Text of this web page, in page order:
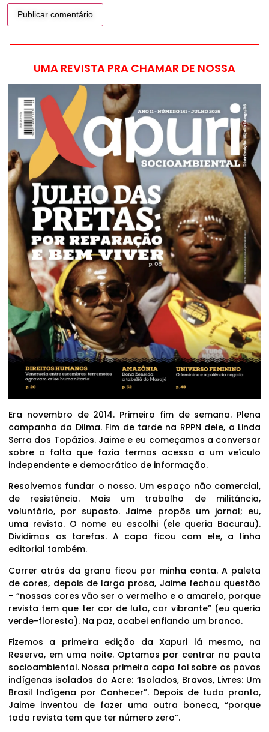
UMA REVISTA PRA CHAMAR DE NOSSA
Era novembro de 2014. Primeiro fim de semana. Plena
campanha da Dilma. Fim de tarde na RPPN dele, a Linda
Serra dos Topázios. Jaime e eu começamos a conversar
sobre a falta que fazia termos acesso a um veículo
independente e democrático de informação.
Resolvemos fundar o nosso. Um espaço não comercial,
de resistência. Mais um trabalho de militância,
voluntário, por suposto. Jaime propôs um jornal; eu,
uma revista. O nome eu escolhi (ele queria Bacurau).
Dividimos as tarefas. A capa ficou com ele, a linha
editorial também.
Correr atrás da grana ficou por minha conta. A paleta
de cores, depois de larga prosa, Jaime fechou questão
– “nossas cores vão ser o vermelho e o amarelo, porque
revista tem que ter cor de luta, cor vibrante” (eu queria
verde-floresta). Na paz, acabei enfiando um branco.
Fizemos a primeira edição da Xapuri lá mesmo, na
Reserva, em uma noite. Optamos por centrar na pauta
socioambiental. Nossa primeira capa foi sobre os povos
indígenas isolados do Acre: ‘Isolados, Bravos, Livres: Um
Brasil Indígena por Conhecer”. Depois de tudo pronto,
Jaime inventou de fazer uma outra boneca, “porque
toda revista tem que ter número zero”.